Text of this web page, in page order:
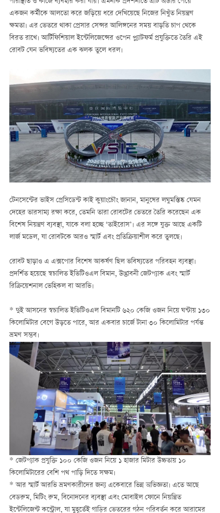
একজন কর্মীকে আলতো করে জড়িয়ে ধরে দেখিয়েছে নিজের নিখুঁত নিয়ন্ত্রণ
ক্ষমতা। এর ভেতরে থাকা প্রেসার সেন্সর আলিঙ্গনের সময় বাড়তি চাপ থেকে
বিরত রাখে। আর্টিফিশিয়াল ইন্টেলিজেন্সের ওপেন প্ল্যাটফর্ম প্রযুক্তিতে তৈরি এই
রোবট যেন ভবিষ্যতের এক ঝলক তুলে ধরল।
টেনসেন্টের ভাইস প্রেসিডেন্ট কাই কুয়াংচৌং জানান, মানুষের লঘুমস্তিষ্ক যেমন
দেহের ভারসাম্য রক্ষা করে, তেমনি তারা রোবটের ভেতরে তৈরি করেছেন এক
বিশেষ নিয়ন্ত্রণ ব্যবস্থা, যাকে বলা হচ্ছে ‘তাইরোস’। এর সঙ্গে যুক্ত আছে একটি
লার্জ মডেল, যা রোবটকে আরও স্মার্ট এবং প্রতিক্রিয়াশীল করে তুলছে।
রোবট ছাড়াও এ এক্সপোর বিশেষ আকর্ষণ ছিল ভবিষ্যতের পরিবহন ব্যবস্থা।
প্রদর্শিত হয়েছে স্বচালিত ইভিটিওএল বিমান, উদ্ভাবনী জেটপ্যাক এবং স্মার্ট
রিক্রিয়েশনাল ভেহিকল বা আরভি।
* দুই আসনের স্বচালিত ইভিটিওএল বিমানটি ৬২০ কেজি ওজন নিয়ে ঘন্টায় ১৩০
কিলোমিটার বেগে উড়তে পারে, আর একবার চার্জে টানা ৩০ কিলোমিটার পর্যন্ত
ভ্রমণ সম্ভব।
* জেটপ্যাক প্রযুক্তি ১০০ কেজি ওজন নিয়ে ১ হাজার মিটার উচ্চতায় ১০
কিলোমিটারের বেশি পথ পাড়ি দিতে সক্ষম।
* আর স্মার্ট আরভি ভ্রমণকারীদের জন্য একেবারে ভিন্ন অভিজ্ঞতা। এতে আছে
বেডরুম, মিটিং রুম, বিনোদনের ব্যবস্থা এবং মোবাইল ফোনে নিয়ন্ত্রিত
ইন্টেলিজেন্ট কন্ট্রোল, যা মুহূর্তেই গাড়ির ভেতরের গঠন পরিবর্তন করে আরামের